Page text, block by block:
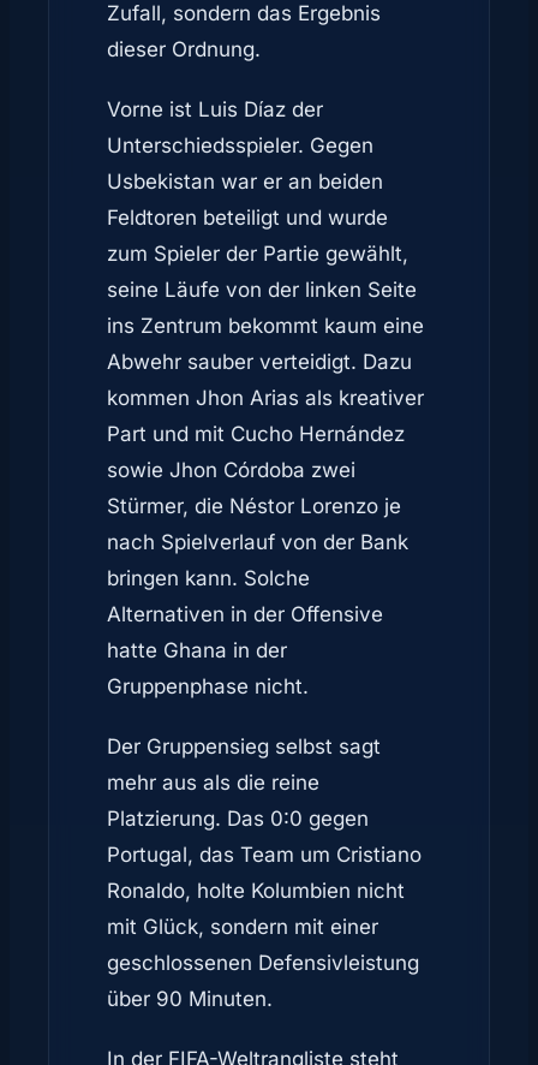
Zufall, sondern das Ergebnis
dieser Ordnung.
Vorne ist Luis Díaz der
Unterschiedsspieler. Gegen
Usbekistan war er an beiden
Feldtoren beteiligt und wurde
zum Spieler der Partie gewählt,
seine Läufe von der linken Seite
ins Zentrum bekommt kaum eine
Abwehr sauber verteidigt. Dazu
kommen Jhon Arias als kreativer
Part und mit Cucho Hernández
sowie Jhon Córdoba zwei
Stürmer, die Néstor Lorenzo je
nach Spielverlauf von der Bank
bringen kann. Solche
Alternativen in der Offensive
hatte Ghana in der
Gruppenphase nicht.
Der Gruppensieg selbst sagt
mehr aus als die reine
Platzierung. Das 0:0 gegen
Portugal, das Team um Cristiano
Ronaldo, holte Kolumbien nicht
mit Glück, sondern mit einer
geschlossenen Defensivleistung
über 90 Minuten.
In der FIFA-Weltrangliste steht